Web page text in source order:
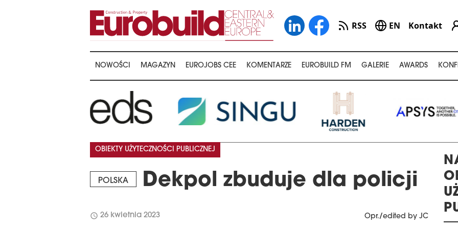
RSS EN Kontakt
NOWOŚCI MAGAZYN EUROJOBS CEE KOMENTARZE EUROBUILD FM GALERIE AWARDS
POLSKA Dekpol zbuduje dla policji
OBIEKTY UŻYTECZNOŚCI PUBLICZNEJ
schedule 26 kwietnia 2023 Opr./edited by JC